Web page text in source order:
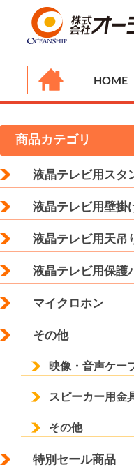
HOME
商品カテゴリ
液晶テレビ用スタ
液晶テレビ用壁掛
液晶テレビ用天吊
液晶テレビ用保護
マイクロホン
その他
映像・音声ケー
スピーカー用金
その他
特別セール商品